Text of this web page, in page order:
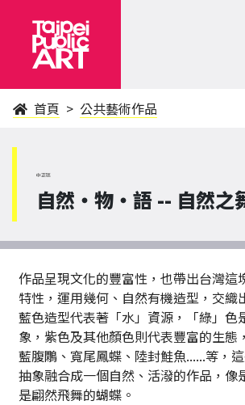
首頁 公共藝術作品
中正區
自然‧物‧語 -- 自然之
作品呈現文化的豐富性，也帶出台灣這
特性，運用幾何、自然有機造型，交織
藍色造型代表著「水」資源，「綠」色
象，紫色及其他顏色則代表豐富的生態
藍腹鷴、寬尾鳳蝶、陸封鮭魚......等，
抽象融合成一個自然、活潑的作品，像
是翩然飛舞的蝴蝶。